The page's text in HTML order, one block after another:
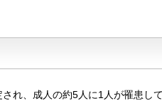
れ、成人の約5人に1人が罹患し